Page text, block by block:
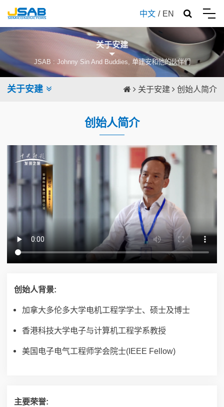
中文 / EN
关于安建
JSAB : Johnny Sin And Buddies, 单建安和他的伙伴们
关于安建 关于安建 创始人简介
创始人简介
创始人背景:
加拿大多伦多大学电机工程学学士、硕士及博士
香港科技大学电子与计算机工程学系教授
美国电子电气工程师学会院士(IEEE Fellow)
主要荣誉: